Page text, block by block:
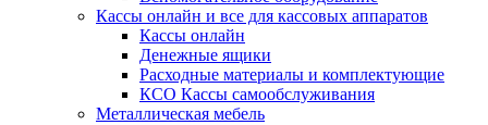
Кассы онлайн и все для кассовых аппаратов
Кассы онлайн
Денежные ящики
Расходные материалы и комплектующие
КСО Кассы самообслуживания
Металлическая мебель